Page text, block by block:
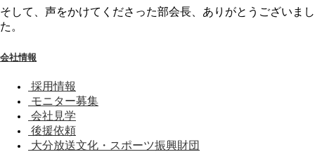
そして、声をかけてくださった部会長、ありがとうございまし
た。
会社情報
採用情報
モニター募集
会社見学
後援依頼
大分放送文化・スポーツ振興財団